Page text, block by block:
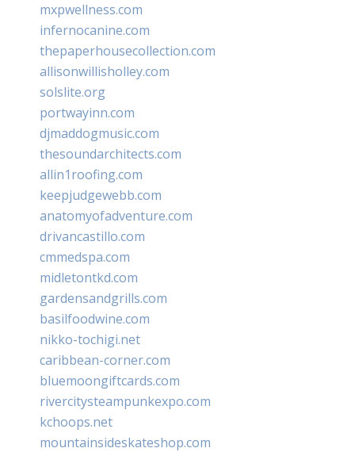
mxpwellness.com
infernocanine.com
thepaperhousecollection.com
allisonwillisholley.com
solslite.org
portwayinn.com
djmaddogmusic.com
thesoundarchitects.com
allin1roofing.com
keepjudgewebb.com
anatomyofadventure.com
drivancastillo.com
cmmedspa.com
midletontkd.com
gardensandgrills.com
basilfoodwine.com
nikko-tochigi.net
caribbean-corner.com
bluemoongiftcards.com
rivercitysteampunkexpo.com
kchoops.net
mountainsideskateshop.com